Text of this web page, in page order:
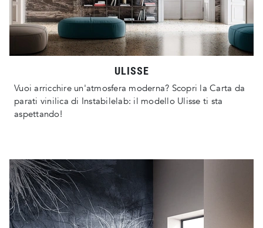
ULISSE
Vuoi arricchire un'atmosfera moderna? Scopri la Carta da
parati vinilica di Instabilelab: il modello Ulisse ti sta
aspettando!